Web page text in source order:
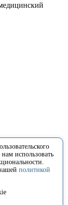
использовать
политикой
медицинский